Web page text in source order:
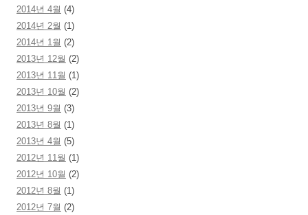
2014년 4월 (4)
2014년 2월 (1)
2014년 1월 (2)
2013년 12월 (2)
2013년 11월 (1)
2013년 10월 (2)
2013년 9월 (3)
2013년 8월 (1)
2013년 4월 (5)
2012년 11월 (1)
2012년 10월 (2)
2012년 8월 (1)
2012년 7월 (2)